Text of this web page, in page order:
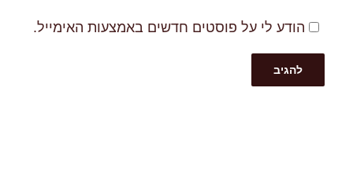
הודע לי על פוסטים חדשים באמצעות האימייל.